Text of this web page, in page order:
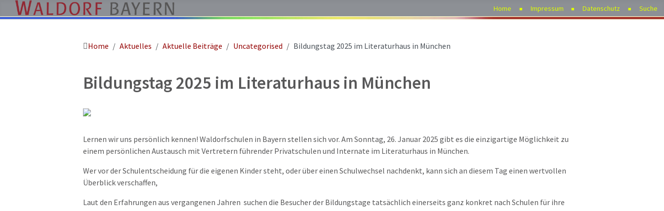
Home Impressum Datenschutz Suche
Home Aktuelles Aktuelle Beiträge Uncategorised Bildungstag 2025 im Literaturhaus in München
Bildungstag 2025 im Literaturhaus in München
Lernen wir uns persönlich kennen! Waldorfschulen in Bayern stellen sich vor. Am Sonntag, 26. Januar 2025 gibt es die einzigartige Möglichkeit zu
einem persönlichen Austausch mit Vertretern führender Privatschulen und Internate im Literaturhaus in München.
Wer vor der Schulentscheidung für die eigenen Kinder steht, oder über einen Schulwechsel nachdenkt, kann sich an diesem Tag einen wertvollen
Überblick verschaffen,
Laut den Erfahrungen aus vergangenen Jahren suchen die Besucher der Bildungstage tatsächlich einerseits ganz konkret nach Schulen für ihre